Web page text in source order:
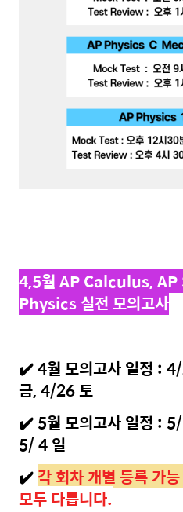
4,5월 AP Calculus,
Physics 실전 모의고사
✔️ 4월 모의고사 일정 :
금, 4/26 토
✔️ 5월 모의고사 일정 :
5/ 4 일
✔️각 회차 개별 등록 가능
모두 다릅니다.